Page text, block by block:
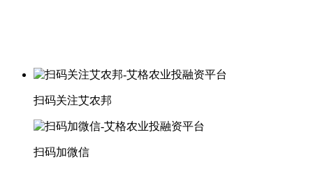
扫码关注艾农邦
扫码加微信